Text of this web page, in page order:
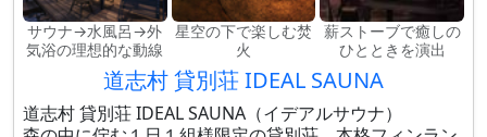
サウナ→水風呂→外
気浴の理想的な動線
星空の下で楽しむ焚
火
薪ストーブで癒しの
ひとときを演出
道志村 貸別荘 IDEAL SAUNA
道志村 貸別荘 IDEAL SAUNA（イデアルサウナ）